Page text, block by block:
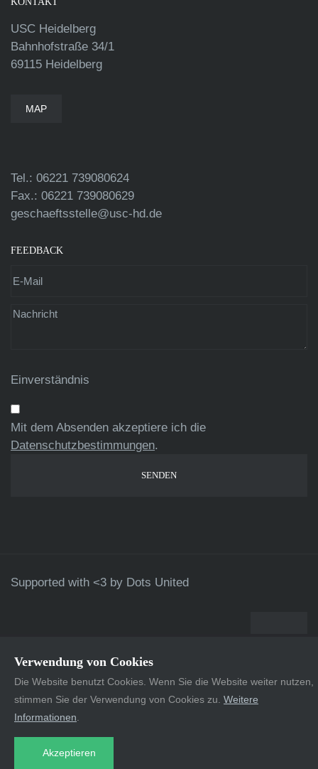
USC Heidelberg
Bahnhofstraße 34/1
69115 Heidelberg
MAP
Tel.: 06221 739080624
Fax.: 06221 739080629
geschaeftsstelle@usc-hd.de
FEEDBACK
Einverständnis
Mit dem Absenden akzeptiere ich die
Datenschutzbestimmungen.
Supported with <3 by Dots United
Verwendung von Cookies
Die Website benutzt Cookies. Wenn Sie die Website weiter nutzen,
stimmen Sie der Verwendung von Cookies zu. Weitere
Informationen
Akzeptieren